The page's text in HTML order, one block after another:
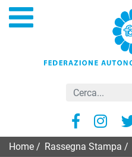
Home Rassegna Stampa